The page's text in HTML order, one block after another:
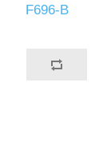
F696-B